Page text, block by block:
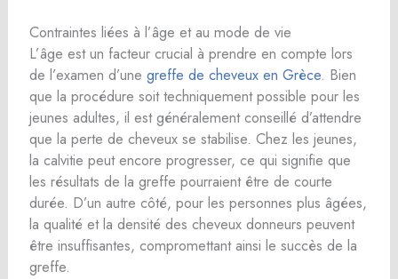
Contraintes liées à l’âge et au mode de vie
L’âge est un facteur crucial à prendre en compte lors
de l’examen d’une greffe de cheveux en Grèce. Bien
que la procédure soit techniquement possible pour les
jeunes adultes, il est généralement conseillé d’attendre
que la perte de cheveux se stabilise. Chez les jeunes,
la calvitie peut encore progresser, ce qui signifie que
les résultats de la greffe pourraient être de courte
durée. D’un autre côté, pour les personnes plus âgées,
la qualité et la densité des cheveux donneurs peuvent
être insuffisantes, compromettant ainsi le succès de la
greffe.